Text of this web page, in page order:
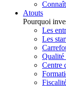
Atouts
Pourquoi
Les
Les
Qualité
Centre